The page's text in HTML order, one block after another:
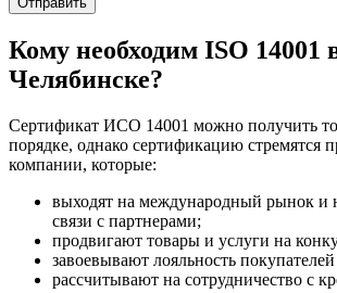
Кому необходим ISO 14001
Челябинске?
Сертификат ИСО 14001 можно получить
порядке, однако сертификацию стремятся
компании, которые:
выходят на международный рынок и
связи с партнерами;
продвигают товары и услуги на
завоевывают лояльность
рассчитывают на сотрудничество с